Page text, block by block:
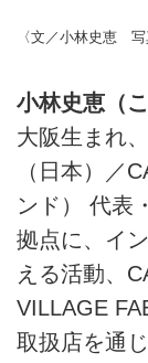
〈文／小林史恵 写
小林史恵（
大阪生まれ
（日本）／
ンド） 代表
拠点に、イ
える活動、
VILLAGE
取扱店を通